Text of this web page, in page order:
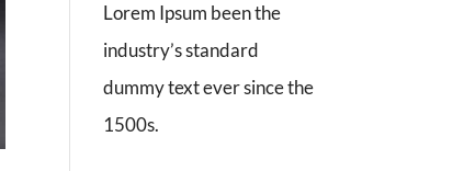
Lorem Ipsum been the
industry’s standard
dummy text ever since the
1500s.